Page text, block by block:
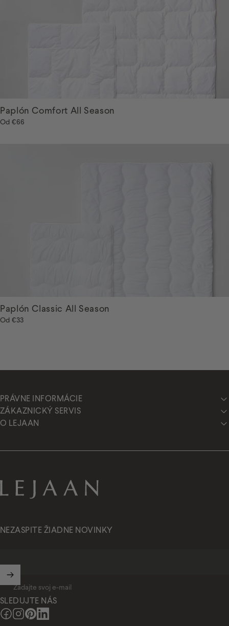
Paplón Comfort All Season
Od €66
Paplón Classic All Season
Od €33
PRÁVNE INFORMÁCIE
ZÁKAZNICKÝ SERVIS
O LEJAAN
Lejaan.sk
NEZASPITE ŽIADNE NOVINKY
Zadajte svoj e-mail
SLEDUJTE NÁS